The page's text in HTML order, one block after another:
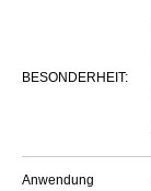
BESONDERHEIT:
Anwendung